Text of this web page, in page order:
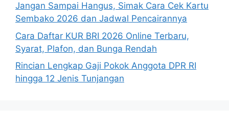
Jangan Sampai Hangus, Simak Cara Cek Kartu
Sembako 2026 dan Jadwal Pencairannya
Cara Daftar KUR BRI 2026 Online Terbaru,
Syarat, Plafon, dan Bunga Rendah
Rincian Lengkap Gaji Pokok Anggota DPR RI
hingga 12 Jenis Tunjangan